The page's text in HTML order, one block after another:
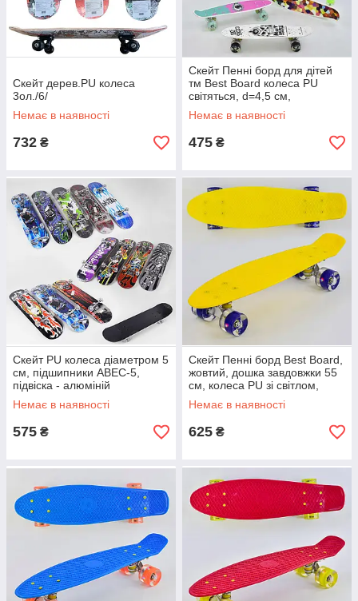
Скейт дерев.PU колеса
3ол./6/
Немає в наявності
732 ₴
Скейт Пенні борд для дітей
тм Best Board колеса PU
світяться, d=4,5 см,
дошка=55 см
Немає в наявності
475 ₴
Скейт PU колеса діаметром 5
см, підшипники ABEC-5,
підвіска - алюміній
Немає в наявності
575 ₴
Скейт Пенні борд Best Board,
жовтий, дошка завдовжки 55
см, колеса PU зі світлом,
діаметр 6 см
Немає в наявності
625 ₴